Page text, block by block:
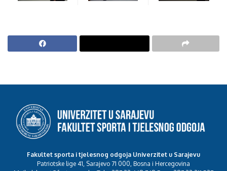
Fakultet sporta i tjelesnog odgoja Univerzitet u Sarajevu
Patriotske lige 41, Sarajevo 71 000, Bosna i Hercegovina